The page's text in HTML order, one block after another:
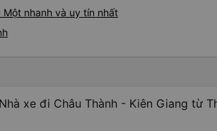
nhanh và uy tín nhất
xe đi Châu Thành - Kiên Giang từ